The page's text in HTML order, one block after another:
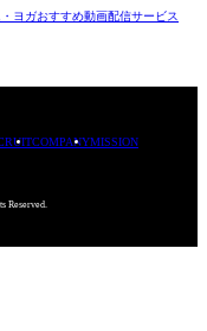
ヨガおすすめ動画配信サービス
COMPANYMISSION
Reserved.